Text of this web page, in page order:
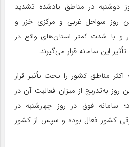
دوشنبه در مناطق یادشده تشدید
روز سواحل غربی و مرکزی خزر و
با شدت کمتر استان‌های واقع در
این سامانه قرار می‌گیرند.
اکثر مناطق کشور را تحت تأثیر قرار
روز به‌تدریج از میزان فعالیت آن در
سامانه فوق در روز چهارشنبه در
کشور فعال بوده و سپس از کشور